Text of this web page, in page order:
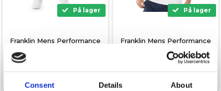
Consent Details About
På lager
Franklin Mens Performance
På lager
Franklin Mens Performance
T-Shirt (Hvid)
349,00